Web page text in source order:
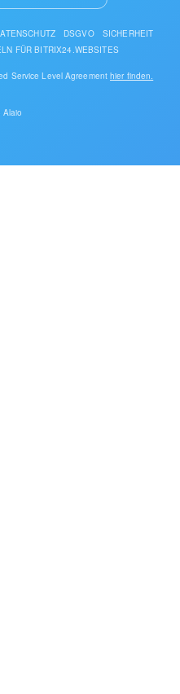
DSGVO
SICHERHEIT
FÜR BITRIX24.WEBSITES
Service Level Agreementhier finden.